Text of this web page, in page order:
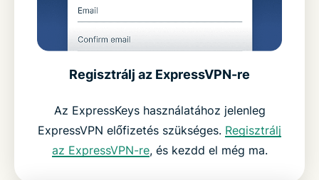
Regisztrálj az ExpressVPN-re
Az ExpressKeys használatához jelenleg
ExpressVPN előfizetés szükséges. Regisztrálj
az ExpressVPN-re, és kezdd el még ma.